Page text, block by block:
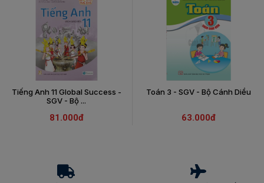
Tiếng Anh 11 Global Success -
SGV - Bộ ...
81.000đ
Toán 3 - SGV - Bộ Cánh Diều
63.000đ